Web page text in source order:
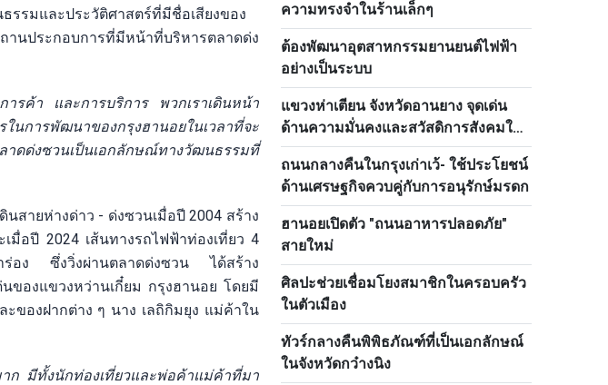
รรมและประวัติศาสตร์ที่มีชื่อเสียงของ
านประกอบการที่มีหน้าที่บริหารตลาดด่ง
รค้า และการบริการ พวกเราเดินหน้า
นการพัฒนาของกรุงฮานอยในเวลาที่จะ
าดด่งซวนเป็นเอกลักษณ์ทางวัฒนธรรมที่
สายห่างด่าว - ด่งซวนเมื่อปี 2004 สร้าง
อปี 2024 เส้นทางรถไฟฟ้าท่องเที่ยว 4
ำร่อง ซึ่งวิ่งผ่านตลาดด่งซวน ได้สร้าง
ของแขวงหว่านเกี๋ยม กรุงฮานอย โดยมี
ของฝากต่าง ๆ นาง เลถิกิมยุง แม่ค้าใน
ก มีทั้งนักท่องเที่ยวและพ่อค้าแม่ค้าที่มา
ความทรงจำในร้านเล็กๆ
ต้องพัฒนาอุตสาหกรรมยานยนต์ไฟฟ้า
อย่างเป็นระบบ
แขวงห่าเตียน จังหวัดอานยาง จุดเด่น
ด้านความมั่นคงและสวัสดิการสังคมใน
เขตชายแดนทิศตะวันตกเฉียงใต้ของ
ประเทศ
ถนนกลางคืนในกรุงเก่าเว้- ใช้ประโยชน์
ด้านเศรษฐกิจควบคู่กับการอนุรักษ์มรดก
ฮานอยเปิดตัว "ถนนอาหารปลอดภัย"
สายใหม่
ศิลปะช่วยเชื่อมโยงสมาชิกในครอบครัว
ในตัวเมือง
ทัวร์กลางคืนพิพิธภัณฑ์ที่เป็นเอกลักษณ์
ในจังหวัดกว๋างนิง